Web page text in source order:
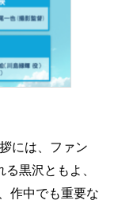
には、ファン
黒沢ともよ、
作中でも重要な